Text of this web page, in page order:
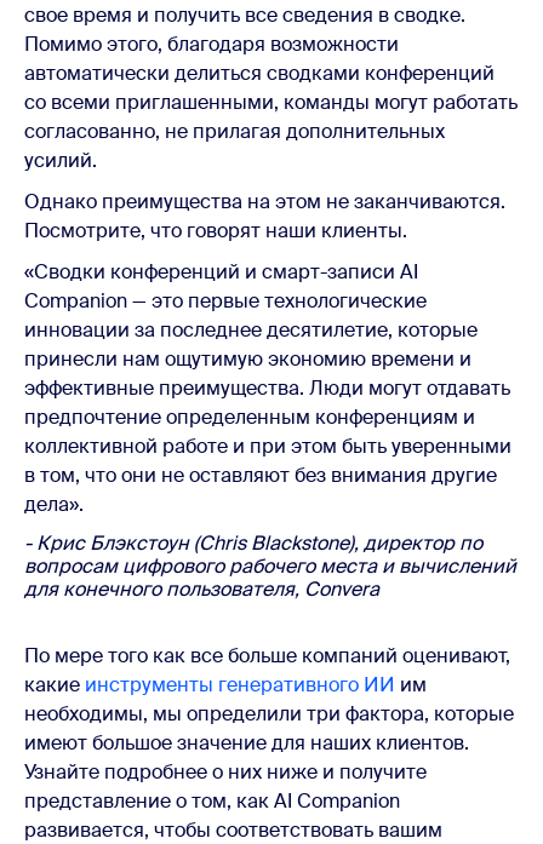
свое время и получить все сведения в сводке.
Помимо этого, благодаря возможности
автоматически делиться сводками конференций
со всеми приглашенными, команды могут работать
согласованно, не прилагая дополнительных
усилий.
Однако преимущества на этом не заканчиваются.
Посмотрите, что говорят наши клиенты.
«Сводки конференций и смарт-записи AI
Companion — это первые технологические
инновации за последнее десятилетие, которые
принесли нам ощутимую экономию времени и
эффективные преимущества. Люди могут отдавать
предпочтение определенным конференциям и
коллективной работе и при этом быть уверенными
в том, что они не оставляют без внимания другие
дела».
- Крис Блэкстоун (Chris Blackstone), директор по
вопросам цифрового рабочего места и вычислений
для конечного пользователя, Convera
По мере того как все больше компаний оценивают,
какие инструменты генеративного ИИ им
необходимы, мы определили три фактора, которые
имеют большое значение для наших клиентов.
Узнайте подробнее о них ниже и получите
представление о том, как AI Companion
развивается, чтобы соответствовать вашим